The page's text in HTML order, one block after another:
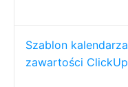
Szablon kalendarza
zawartości ClickUp